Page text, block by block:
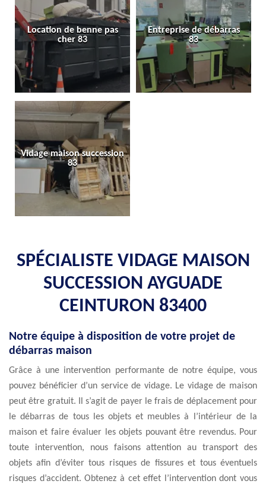
Location de benne pas
cher 83
Entreprise de débarras
83
Vidage maison succession
83
SPÉCIALISTE VIDAGE MAISON
SUCCESSION AYGUADE
CEINTURON 83400
Notre équipe à disposition de votre projet de
débarras maison
Grâce à une intervention performante de notre équipe, vous
pouvez bénéficier d’un service de vidage. Le vidage de maison
peut être gratuit. Il s’agit de payer le frais de déplacement pour
le débarras de tous les objets et meubles à l’intérieur de la
maison et faire évaluer les objets pouvant être revendus. Pour
toute intervention, nous faisons attention au transport des
objets afin d’éviter tous risques de fissures et tous éventuels
risques d’accident. Obtenez à cet effet l’intervention dont vous